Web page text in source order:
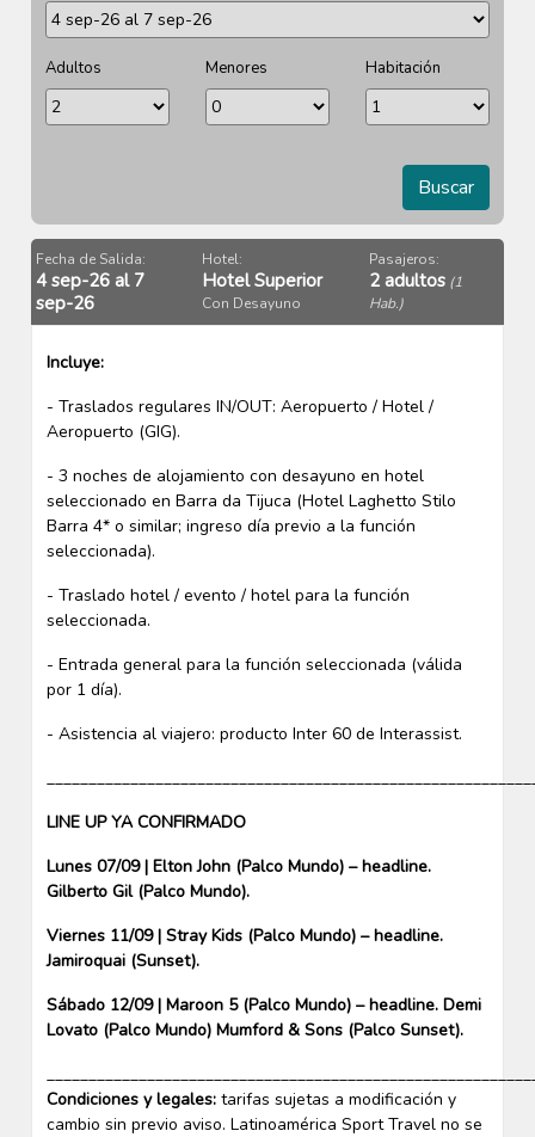
Adultos Menores Habitación
Buscar
Fecha de Salida:
4 sep-26 al 7
sep-26
Hotel:
Hotel Superior
Con Desayuno
Pasajeros:
2 adultos (1
Hab.)
Incluye:
- Traslados regulares IN/OUT: Aeropuerto / Hotel /
Aeropuerto (GIG).
- 3 noches de alojamiento con desayuno en hotel
seleccionado en Barra da Tijuca (Hotel Laghetto Stilo
Barra 4* o similar; ingreso día previo a la función
seleccionada).
- Traslado hotel / evento / hotel para la función
seleccionada.
- Entrada general para la función seleccionada (válida
por 1 día).
- Asistencia al viajero: producto Inter 60 de Interassist.
LINE UP YA CONFIRMADO
Lunes 07/09 | Elton John (Palco Mundo) – headline.
Gilberto Gil (Palco Mundo).
Viernes 11/09 | Stray Kids (Palco Mundo) – headline.
Jamiroquai (Sunset).
Sábado 12/09 | Maroon 5 (Palco Mundo) – headline. Demi
Lovato (Palco Mundo) Mumford & Sons (Palco Sunset).
Condiciones y legales: tarifas sujetas a modificación y
cambio sin previo aviso. Latinoamérica Sport Travel no se